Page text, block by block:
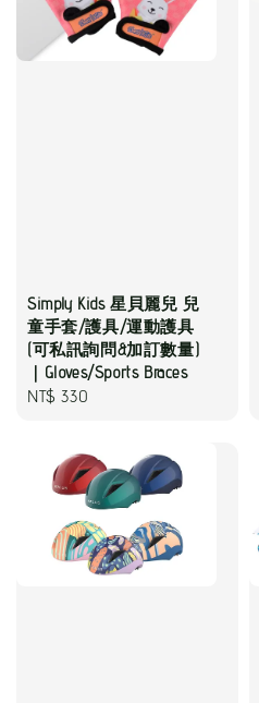
Simply Kids 星貝麗兒 兒
童手套/護具/運動護具
(可私訊詢問&加訂數量)
｜Gloves/Sports Braces
Regular
NT$ 330